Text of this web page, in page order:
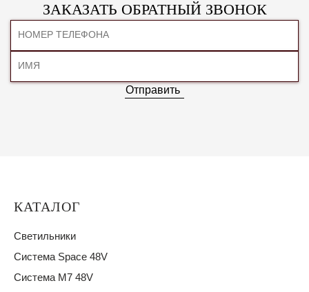
ЗАКАЗАТЬ ОБРАТНЫЙ ЗВОНОК
Отправить
КАТАЛОГ
Светильники
Система Space 48V
Система M7 48V